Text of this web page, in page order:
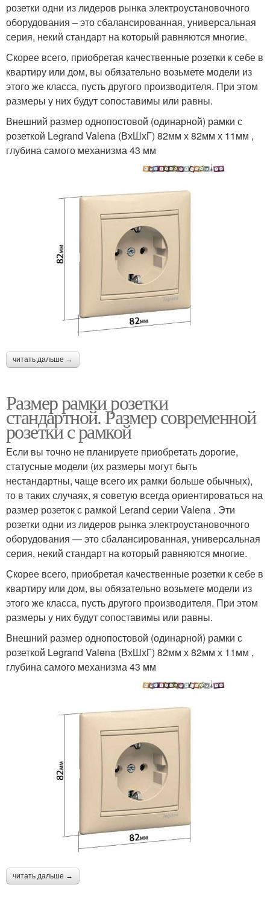
розетки одни из лидеров рынка электроустановочного
оборудования – это сбалансированная, универсальная
серия, некий стандарт на который равняются многие.
Скорее всего, приобретая качественные розетки к себе в
квартиру или дом, вы обязательно возьмете модели из
этого же класса, пусть другого производителя. При этом
размеры у них будут сопоставимы или равны.
Внешний размер однопостовой (одинарной) рамки с
розеткой Legrand Valena (ВхШхГ) 82мм х 82мм х 11мм ,
глубина самого механизма 43 мм
читать дальше →
Размер рамки розетки
стандартной. Размер современной
розетки с рамкой
Если вы точно не планируете приобретать дорогие,
статусные модели (их размеры могут быть
нестандартны, чаще всего их рамки больше обычных),
то в таких случаях, я советую всегда ориентироваться на
размер розеток с рамкой Lerand серии Valena . Эти
розетки одни из лидеров рынка электроустановочного
оборудования — это сбалансированная, универсальная
серия, некий стандарт на который равняются многие.
Скорее всего, приобретая качественные розетки к себе в
квартиру или дом, вы обязательно возьмете модели из
этого же класса, пусть другого производителя. При этом
размеры у них будут сопоставимы или равны.
Внешний размер однопостовой (одинарной) рамки с
розеткой Legrand Valena (ВхШхГ) 82мм х 82мм х 11мм ,
глубина самого механизма 43 мм
читать дальше →